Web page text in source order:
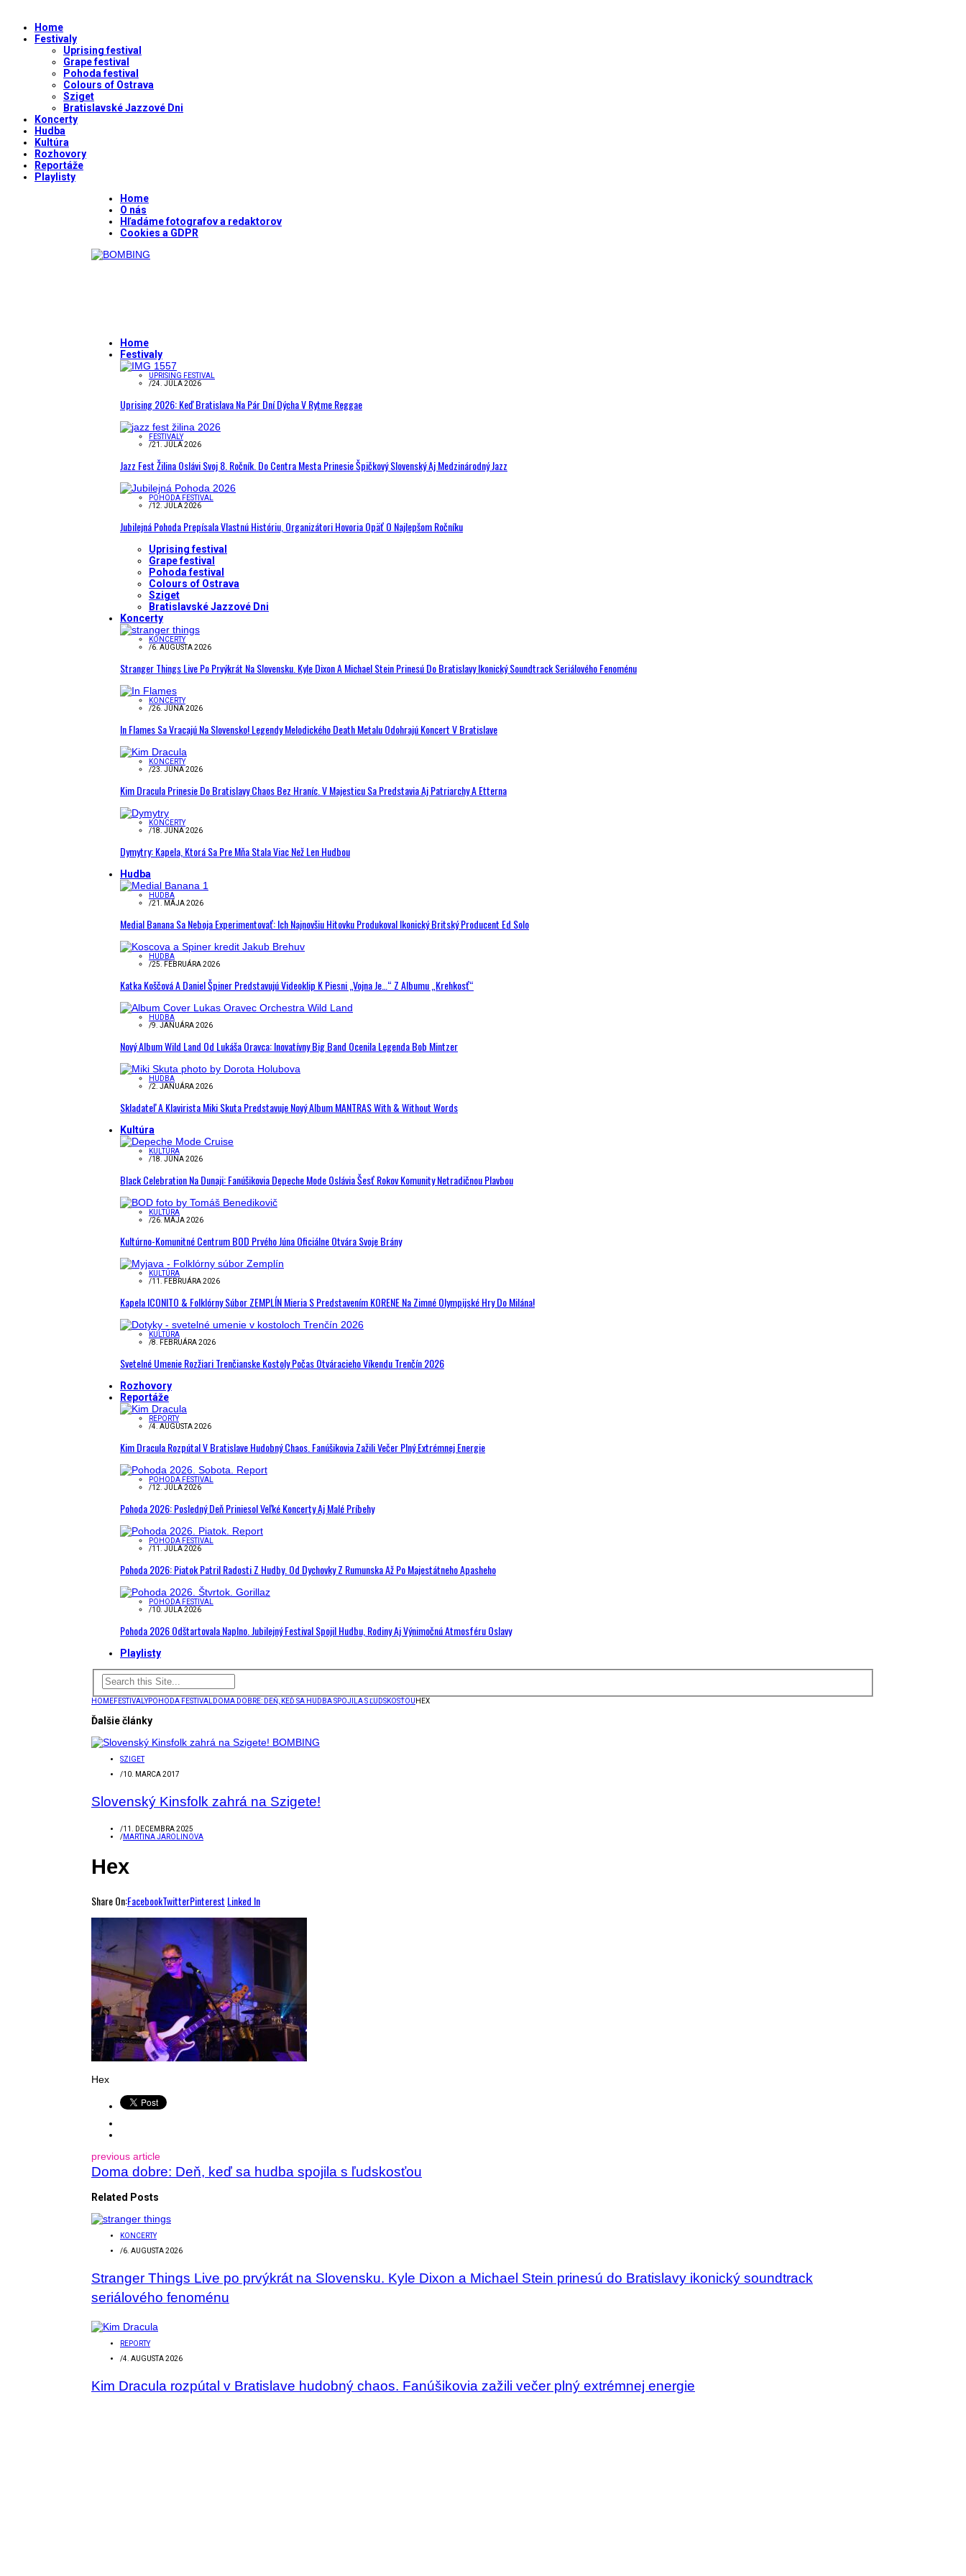
Home
Festivaly
Uprising festival
Grape festival
Pohoda festival
Colours of Ostrava
Sziget
Bratislavské Jazzové Dni
Koncerty
Hudba
Kultúra
Rozhovory
Reportáže
Playlisty
Home
O nás
Hľadáme fotografov a redaktorov
Cookies a GDPR
Home
Festivaly
UPRISING FESTIVAL
/24. JÚLA 2026
Uprising 2026: Keď Bratislava Na Pár Dní Dýcha V Rytme Reggae
FESTIVALY
/21. JÚLA 2026
Jazz Fest Žilina Oslávi Svoj 8. Ročník. Do Centra Mesta Prinesie Špičkový Slovenský Aj Medzinárodný Jazz
POHODA FESTIVAL
/12. JÚLA 2026
Jubilejná Pohoda Prepísala Vlastnú Históriu, Organizátori Hovoria Opäť O Najlepšom Ročníku
Uprising festival
Grape festival
Pohoda festival
Colours of Ostrava
Sziget
Bratislavské Jazzové Dni
Koncerty
KONCERTY
/6. AUGUSTA 2026
Stranger Things Live Po Prvýkrát Na Slovensku. Kyle Dixon A Michael Stein Prinesú Do Bratislavy Ikonický Soundtrack Seriálového Fenoménu
KONCERTY
/26. JÚNA 2026
In Flames Sa Vracajú Na Slovensko! Legendy Melodického Death Metalu Odohrajú Koncert V Bratislave
KONCERTY
/23. JÚNA 2026
Kim Dracula Prinesie Do Bratislavy Chaos Bez Hraníc. V Majesticu Sa Predstavia Aj Patriarchy A Etterna
KONCERTY
/18. JÚNA 2026
Dymytry: Kapela, Ktorá Sa Pre Mňa Stala Viac Než Len Hudbou
Hudba
HUDBA
/21. MÁJA 2026
Medial Banana Sa Neboja Experimentovať: Ich Najnovšiu Hitovku Produkoval Ikonický Britský Producent Ed Solo
HUDBA
/25. FEBRUÁRA 2026
Katka Koščová A Daniel Špiner Predstavujú Videoklip K Piesni „Vojna Je…“ Z Albumu „Krehkosť“
HUDBA
/9. JANUÁRA 2026
Nový Album Wild Land Od Lukáša Oravca: Inovatívny Big Band Ocenila Legenda Bob Mintzer
HUDBA
/2. JANUÁRA 2026
Skladateľ A Klavirista Miki Skuta Predstavuje Nový Album MANTRAS With & Without Words
Kultúra
KULTÚRA
/18. JÚNA 2026
Black Celebration Na Dunaji: Fanúšikovia Depeche Mode Oslávia Šesť Rokov Komunity Netradičnou Plavbou
KULTÚRA
/26. MÁJA 2026
Kultúrno-Komunitné Centrum BOD Prvého Júna Oficiálne Otvára Svoje Brány
KULTÚRA
/11. FEBRUÁRA 2026
Kapela ICONITO & Folklórny Súbor ZEMPLÍN Mieria S Predstavením KORENE Na Zimné Olympijské Hry Do Milána!
KULTÚRA
/8. FEBRUÁRA 2026
Svetelné Umenie Rozžiari Trenčianske Kostoly Počas Otváracieho Víkendu Trenčín 2026
Rozhovory
Reportáže
REPORTY
/4. AUGUSTA 2026
Kim Dracula Rozpútal V Bratislave Hudobný Chaos. Fanúšikovia Zažili Večer Plný Extrémnej Energie
POHODA FESTIVAL
/12. JÚLA 2026
Pohoda 2026: Posledný Deň Priniesol Veľké Koncerty Aj Malé Príbehy
POHODA FESTIVAL
/11. JÚLA 2026
Pohoda 2026: Piatok Patril Radosti Z Hudby. Od Dychovky Z Rumunska Až Po Majestátneho Apasheho
POHODA FESTIVAL
/10. JÚLA 2026
Pohoda 2026 Odštartovala Naplno. Jubilejný Festival Spojil Hudbu, Rodiny Aj Výnimočnú Atmosféru Oslavy
Playlisty
HOMEFESTIVALYPOHODA FESTIVAL DOMA DOBRE: DEŇ, KEĎ SA HUDBA SPOJILA S ĽUDSKOSŤOU HEX
Ďalšie články
SZIGET
/10. MARCA 2017
Slovenský Kinsfolk zahrá na Szigete!
/11. DECEMBRA 2025
/MARTINA JAROLINOVA
Hex
Share On:FacebookTwitterPinterest Linked In
Hex
previous article
Doma dobre: Deň, keď sa hudba spojila s ľudskosťou
Related Posts
KONCERTY
/6. AUGUSTA 2026
Stranger Things Live po prvýkrát na Slovensku. Kyle Dixon a Michael Stein prinesú do Bratislavy ikonický soundtrack
seriálového fenoménu
REPORTY
/4. AUGUSTA 2026
Kim Dracula rozpútal v Bratislave hudobný chaos. Fanúšikovia zažili večer plný extrémnej energie